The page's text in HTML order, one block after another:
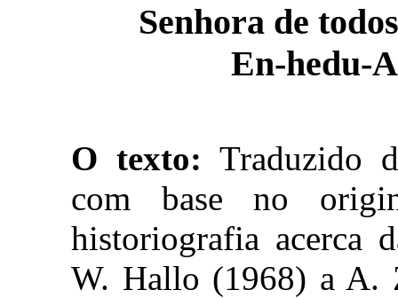
Senhora de
En-hedu-
O texto: Traduzido
com base no
historiografia acerca
W. Hallo (1968) a A.